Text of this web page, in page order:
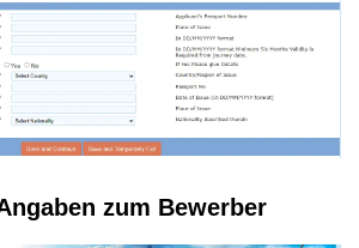
zum Bewerber